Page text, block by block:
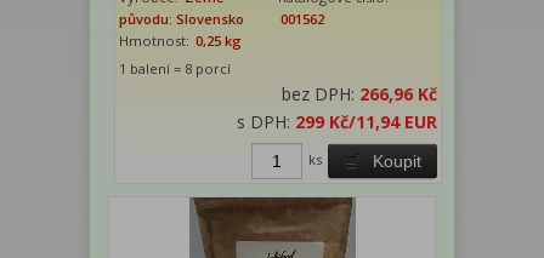
původu: Slovensko
001562
Hmotnost: 0,25 kg
1 balení = 8 porcí
bez DPH: 266,96 Kč
s DPH: 299 Kč/11,94 EUR
Koupit
ks